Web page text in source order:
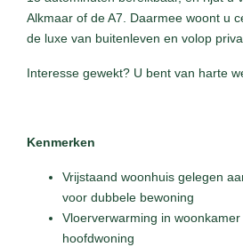
Alkmaar of de A7. Daarmee woont u
de luxe van buitenleven en volop
Interesse gewekt? U bent van harte
Kenmerken
Vrijstaand woonhuis gelegen
voor dubbele bewoning
Vloerverwarming in
hoofdwoning